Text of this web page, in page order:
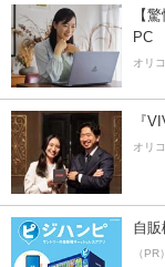
【
PC
オリ
『
オリ
自
（